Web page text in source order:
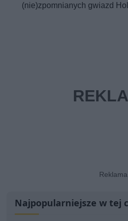
(nie)zpomnianych gwiazd
Najpopularniejsze w tej